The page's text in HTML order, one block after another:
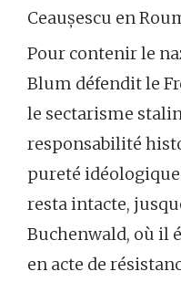
Ceaușescu en
Pour contenir le
Blum défendit le
le sectarisme
responsabilité
pureté
resta intacte,
Buchenwald, où il
en acte de